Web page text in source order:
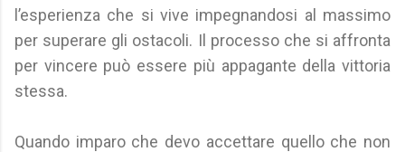
l’esperienza che si vive impegnandosi al massimo
per superare gli ostacoli. Il processo che si affronta
per vincere può essere più appagante della vittoria
stessa.
Quando imparo che devo accettare quello che non